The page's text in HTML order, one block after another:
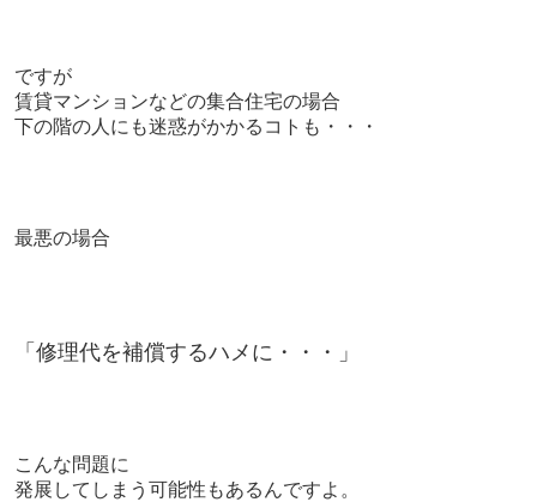
ですが
賃貸マンションなどの集合住宅の場合
下の階の人にも迷惑がかかるコトも・・・
最悪の場合
「修理代を補償するハメに・・・」
こんな問題に
発展してしまう可能性もあるんですよ。